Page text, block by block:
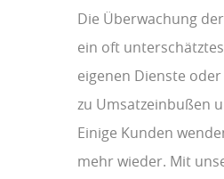
Die Überwachung
ein oft
eigenen Dienste
zu Umsatzeinbußen
Einige Kunden
mehr wieder. Mit